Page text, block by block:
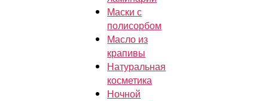
Маски с
полисорбом
Масло из
крапивы
Натуральная
косметика
Ночной